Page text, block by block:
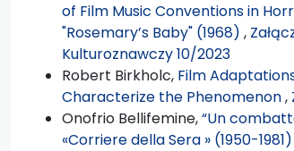
of Film Music Conventions in
"Rosemary’s Baby" (1968) ,
Kulturoznawczy 10/2023
Robert Birkholc, Film
Characterize the Phenomenon,
Onofrio Bellifemine,“Un
«Corriere della Sera » (1950-1981)